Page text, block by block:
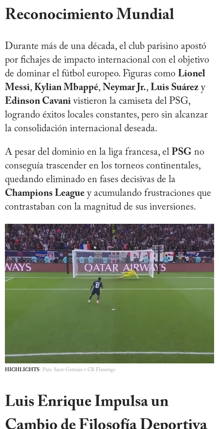
Reconocimiento Mundial
Durante más de una década, el club parisino apostó
por fichajes de impacto internacional con el objetivo
de dominar el fútbol europeo. Figuras como Lionel
Messi, Kylian Mbappé, Neymar Jr., Luis Suárez y
Edinson Cavani vistieron la camiseta del PSG,
logrando éxitos locales constantes, pero sin alcanzar
la consolidación internacional deseada.
A pesar del dominio en la liga francesa, el PSG no
conseguía trascender en los torneos continentales,
quedando eliminado en fases decisivas de la
Champions League y acumulando frustraciones que
contrastaban con la magnitud de sus inversiones.
HIGHLIGHTS: Paris Saint-Germain v CR Flamengo
Luis Enrique Impulsa un
Cambio de Filosofía Deportiva